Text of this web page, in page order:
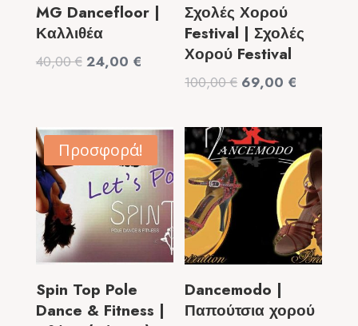
MG Dancefloor |
Καλλιθέα
40,00€ Original
40,00 €.
24,00 €
τρέχουσα
είναι:
24,00 €.
Σχολές Χορού
Festival | Σχολές
Χορού Festival
100,00€ Original
was:
100,00 €.
69,00 €
τιμή
είναι:
69,00 €.
Προσφορά!
Spin Top Pole
Dance & Fitness |
Dancemodo |
Παπούτσια χορού